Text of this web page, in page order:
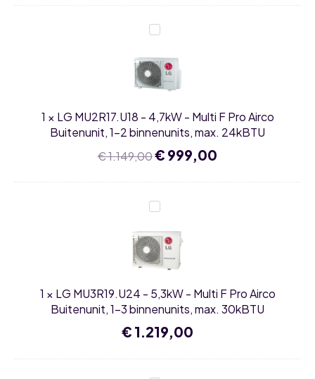
21kBTU
was:
€ 1.049,00.
is:
LG
MU2R17.U18
4,7kW
-
Multi
Airco
Buitenunit,
1-
2
binnenunits,
24kBTU
1 × LG MU2R17.U18 - 4,7kW - Multi F Pro Airco
Buitenunit, 1-2 binnenunits, max. 24kBTU
€1.149,00Oorspronkelijke
was:
€ 1.149,00.
€ 999,00
is:
LG
MU3R19.U24
-
5,3kW
-
Multi
Airco
Buitenunit,
1-
3
binnenunits,
30kBTU
1 × LG MU3R19.U24 - 5,3kW - Multi F Pro Airco
Buitenunit, 1-3 binnenunits, max. 30kBTU
€ 1.219,00